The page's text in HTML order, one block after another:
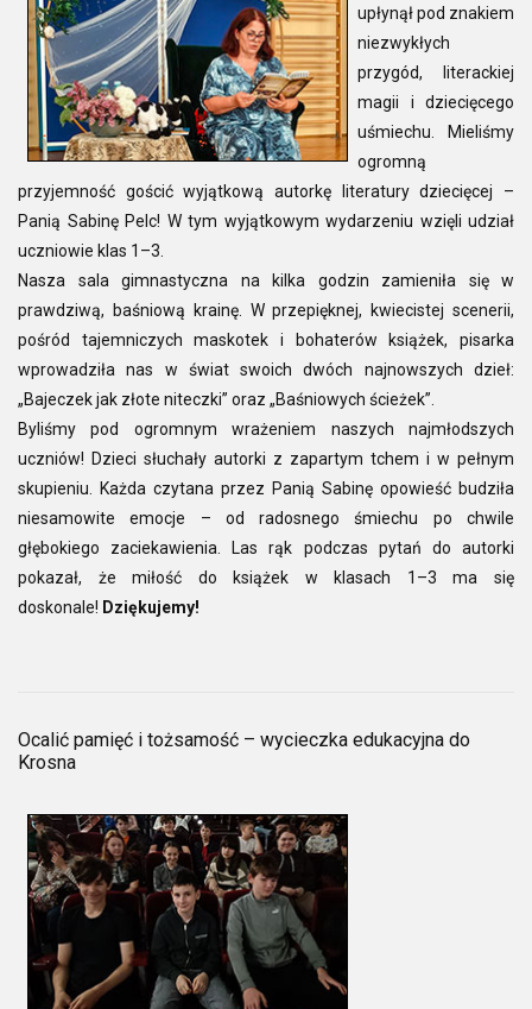
upłynął pod znakiem
niezwykłych
przygód, literackiej
magii i dziecięcego
uśmiechu. Mieliśmy
ogromną
przyjemność gościć wyjątkową autorkę literatury dziecięcej –
Panią Sabinę Pelc! W tym wyjątkowym wydarzeniu wzięli udział
uczniowie klas 1–3.
Nasza sala gimnastyczna na kilka godzin zamieniła się w
prawdziwą, baśniową krainę. W przepięknej, kwiecistej scenerii,
pośród tajemniczych maskotek i bohaterów książek, pisarka
wprowadziła nas w świat swoich dwóch najnowszych dzieł:
„Bajeczek jak złote niteczki” oraz „Baśniowych ścieżek”.
Byliśmy pod ogromnym wrażeniem naszych najmłodszych
uczniów! Dzieci słuchały autorki z zapartym tchem i w pełnym
skupieniu. Każda czytana przez Panią Sabinę opowieść budziła
niesamowite emocje – od radosnego śmiechu po chwile
głębokiego zaciekawienia. Las rąk podczas pytań do autorki
pokazał, że miłość do książek w klasach 1–3 ma się
doskonale! Dziękujemy!
Ocalić pamięć i tożsamość – wycieczka edukacyjna do
Krosna